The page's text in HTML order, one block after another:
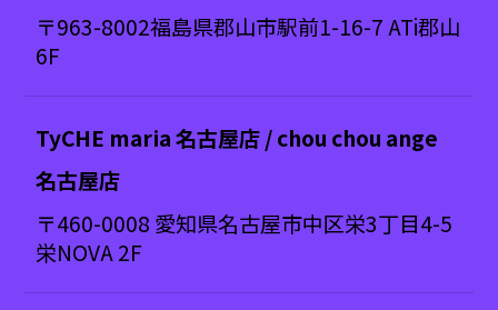
〒963-8002福島県郡山市駅前1-16-7 ATi郡山
6F
TyCHE maria 名古屋店 / chou chou ange
名古屋店
〒460-0008 愛知県名古屋市中区栄3丁目4-5
栄NOVA 2F